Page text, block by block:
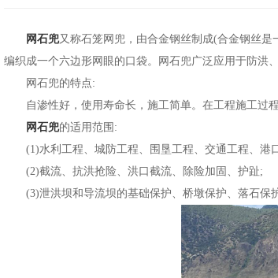
网石兜又称石笼网兜，由合金钢丝制成(合金钢丝
编织成一个六边形网眼的口袋。网石兜广泛应用于防洪
网石兜的特点:
自渗性好，使用寿命长，施工简单。在工程施工过程
网石兜的适用范围:
(1)水利工程、城防工程、围垦工程、交通工程、港
(2)截流、抗洪抢险、洪口截流、除险加固、护趾;
(3)泄洪坝和导流坝的基础保护、桥墩保护、落石保护